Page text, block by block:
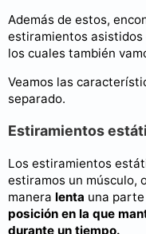
Además de estos,
estiramientos
los cuales también
Veamos las
separado.
Estiramientos
Los estiramientos
estiramos un músculo,
manera lenta una
posición en la que
durante un tiempo.